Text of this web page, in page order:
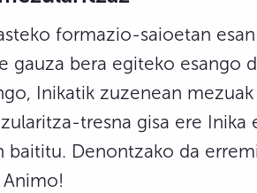
formazio-saioetan
gauza bera egiteko esango
Inikatik zuzenean
tresna gisa ere
baititu. Denontzako da